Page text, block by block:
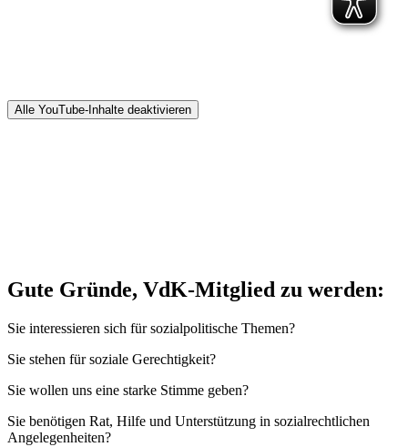
Alle YouTube-Inhalte deaktivieren
Gute Gründe, VdK-Mitglied zu werden:
Sie interessieren sich für sozialpolitische Themen?
Sie stehen für soziale Gerechtigkeit?
Sie wollen uns eine starke Stimme geben?
Sie benötigen Rat, Hilfe und Unterstützung in sozialrechtlichen
Angelegenheiten?